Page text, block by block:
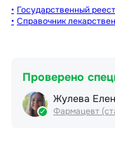
Государственный
Справочник
Проверено
Жулева
Фармацевт